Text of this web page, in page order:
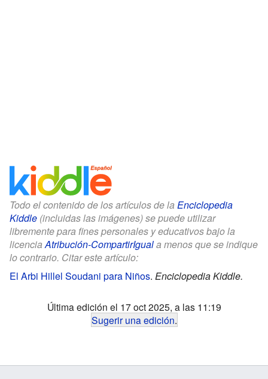
Todo el contenido de los artículos de la Enciclopedia
Kiddle (incluidas las imágenes) se puede utilizar
libremente para fines personales y educativos bajo la
licenciaAtribución-CompartirIguala menos que se indique
lo contrario. Citar este artículo:
El Arbi Hillel Soudani para Niños. Enciclopedia Kiddle.
Última edición el 17 oct 2025, a las 11:19
Sugerir una edición.